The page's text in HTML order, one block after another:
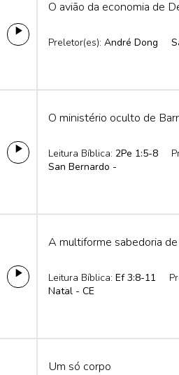
O avião da economia de
Preletor(es): André Dong
O ministério oculto de
Leitura Bíblica: 2Pe 1:5-8
San Bernardo -
A multiforme sabedoria
Leitura Bíblica: Ef 3:8-11
Natal - CE
Um só corpo